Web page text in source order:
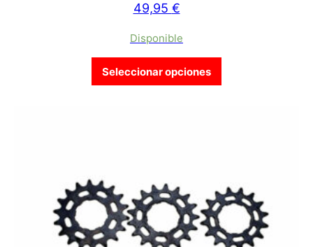
49,95 €
Disponible
Seleccionar opciones